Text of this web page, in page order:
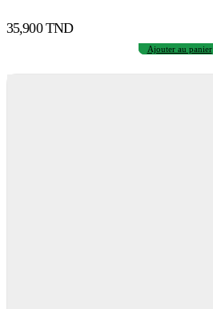
35,900TND
Ajouter au panier